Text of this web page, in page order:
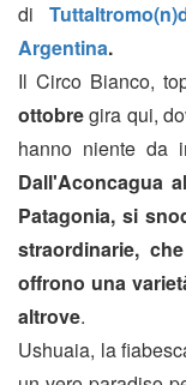
di
Argentina.
Il Circo Bianco,
ottobregira qui,
hanno niente da
Dall'Aconcagua
Patagonia, si
straordinarie,
offrono una
altrove.
Ushuaia, la